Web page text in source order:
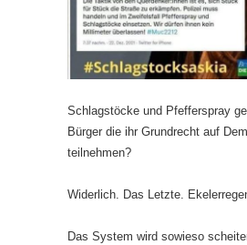
Schlagstöcke und Pfefferspray
Bürger die ihr Grundrecht auf
teilnehmen?
Widerlich. Das Letzte.
Das System wird sowieso